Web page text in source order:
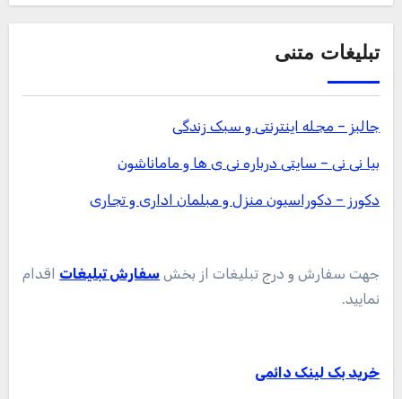
تبلیغات متنی
جالبز – مجله اینترنتی و سبک زندگی
بیا نی نی – سایتی درباره نی ی ها و ماماناشون
دکورز – دکوراسیون منزل و مبلمان اداری و تجاری
جهت سفارش و درج تبلیغات از بخش سفارش تبلیغات اقدام
نمایید.
خرید بک لینک دائمی